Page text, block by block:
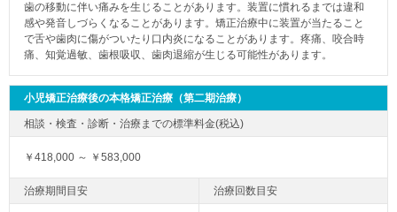
歯の移動に伴い痛みを生じることがあります。装置に慣れるまでは違和
感や発音しづらくなることがあります。矯正治療中に装置が当たること
で舌や歯肉に傷がついたり口内炎になることがあります。疼痛、咬合時
痛、知覚過敏、歯根吸収、歯肉退縮が生じる可能性があります。
小児矯正治療後の本格矯正治療（第二期治療）
￥418,000 ～ ￥583,000